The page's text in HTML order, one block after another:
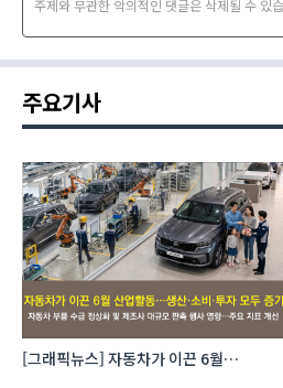
주제와 무관한 악의적인 댓글은 삭제될 수 있
주요기사
[그래픽뉴스] 자동차가 이끈 6월